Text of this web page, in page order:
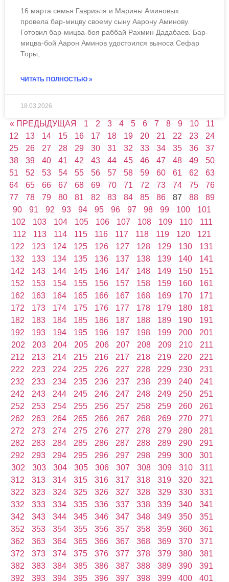
16 марта семья Гавриэля и Марины Аминовых
провела бар-мицву своему сыну Аарону Аминову.
Готовил бар-мицва-боя раббай Рахмин Дадабаев. Бар-
мицва-бой Аарон Аминов удостоился выноса Сефар
Торы,
ЧИТАТЬ ПОЛНОСТЬЮ »
18.03.2026
« ПРЕДЫДУЩАЯ 1 2 3 4 5 6 7 8 9 10
11
12
13 14 15 16 17 18 19 20 21 22 23
24
25
26 27 28 29 30 31 32 33 34 35 36
37
38
39 40 41 42 43 44 45 46 47 48 49
50
51
52 53 54 55 56 57 58 59 60 61 62
63
64
65 66 67 68 69 70 71 72 73 74 75
76
77
78 79 80 81 82 83 84 85 86 87 88
89
90
91 92 93 94 95 96 97 98 99 100
101
102
103 104 105 106 107 108 109 110
111
112
113 114 115 116 117 118 119 120
121
122
123 124 125 126 127 128 129 130
131
132
133 134 135 136 137 138 139 140
141
142
143 144 145 146 147 148 149 150
151
152
153 154 155 156 157 158 159 160
161
162
163 164 165 166 167 168 169 170
171
172
173 174 175 176 177 178 179 180
181
182
183 184 185 186 187 188 189 190
191
192
193 194 195 196 197 198 199 200
201
202
203 204 205 206 207 208 209 210
211
212
213 214 215 216 217 218 219 220
221
222
223 224 225 226 227 228 229 230
231
232
233 234 235 236 237 238 239 240
241
242
243 244 245 246 247 248 249 250
251
252
253 254 255 256 257 258 259 260
261
262
263 264 265 266 267 268 269 270
271
272
273 274 275 276 277 278 279 280
281
282
283 284 285 286 287 288 289 290
291
292
293 294 295 296 297 298 299 300
301
302
303 304 305 306 307 308 309 310
311
312
313 314 315 316 317 318 319 320
321
322
323 324 325 326 327 328 329 330
331
332
333 334 335 336 337 338 339 340
341
342
343 344 345 346 347 348 349 350
351
352
353 354 355 356 357 358 359 360
361
362
363 364 365 366 367 368 369 370
371
372
373 374 375 376 377 378 379 380
381
382
383 384 385 386 387 388 389 390
391
392
393 394 395 396 397 398 399 400 401